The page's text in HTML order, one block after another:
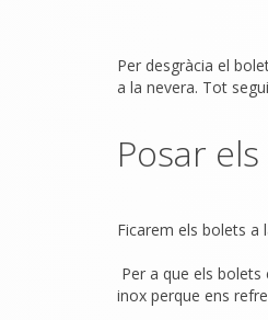
Per desgràcia el
a la nevera. Tot
Posar
Ficarem els bolets a
Per a que els
inox perque ens